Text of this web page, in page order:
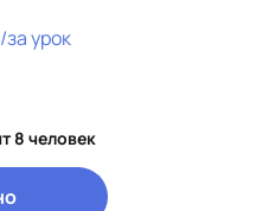
/за урок
8 человек